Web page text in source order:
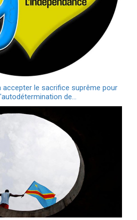
accepter le sacrifice suprême pour
de…